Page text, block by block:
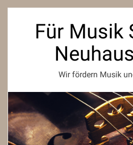
Für Musik
Wir fördern Musik